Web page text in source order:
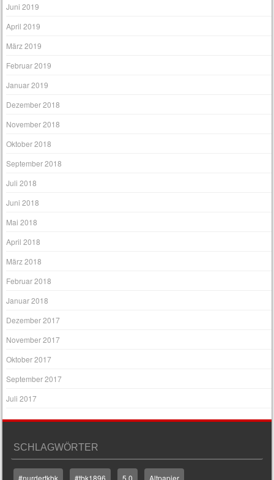
Juni 2019
April 2019
März 2019
Februar 2019
Januar 2019
Dezember 2018
November 2018
Oktober 2018
September 2018
Juli 2018
Juni 2018
Mai 2018
April 2018
März 2018
Februar 2018
Januar 2018
Dezember 2017
November 2017
Oktober 2017
September 2017
Juli 2017
SCHLAGWÖRTER
#nurdertkbk #tbk1896 5.0 Altpapier